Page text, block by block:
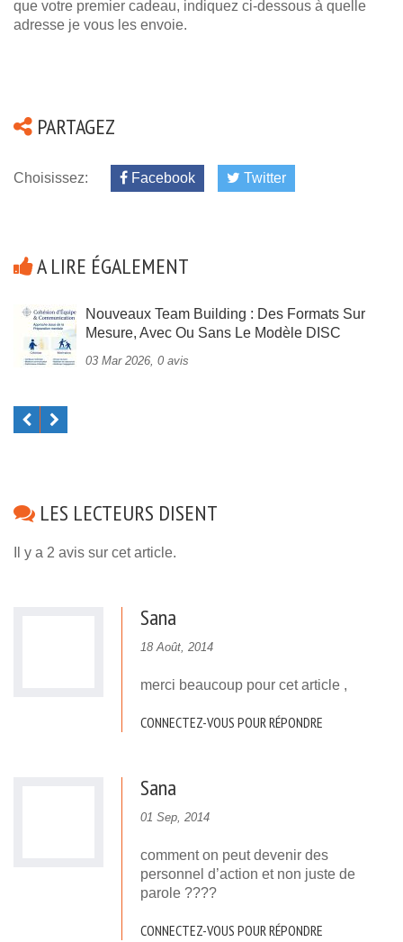
que votre premier cadeau, indiquez ci-dessous à quelle
adresse je vous les envoie.
PARTAGEZ
Choisissez: Facebook Twitter
A LIRE ÉGALEMENT
Nouveaux Team Building : Des Formats Sur
Mesure, Avec Ou Sans Le Modèle DISC
03 Mar 2026, 0 avis
LES LECTEURS DISENT
Il y a 2 avis sur cet article.
Sana
18 Août, 2014
merci beaucoup pour cet article ,
CONNECTEZ-VOUS POUR RÉPONDRE
Sana
01 Sep, 2014
comment on peut devenir des
personnel d’action et non juste de
parole ????
CONNECTEZ-VOUS POUR RÉPONDRE